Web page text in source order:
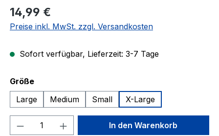
Regulärer Preis:
14,99 €
Preise inkl. MwSt. zzgl. Versandkosten
Sofort verfügbar, Lieferzeit: 3-7 Tage
Größeauswählen
Large
Medium Small X-Large
Produkt Anzahl: Gib denIn den Warenkorb